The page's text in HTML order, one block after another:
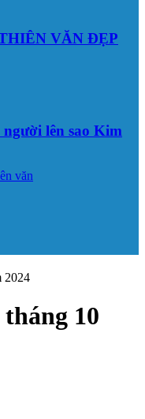
VĂN ĐẸP
lên sao Kim
văn
2024
10